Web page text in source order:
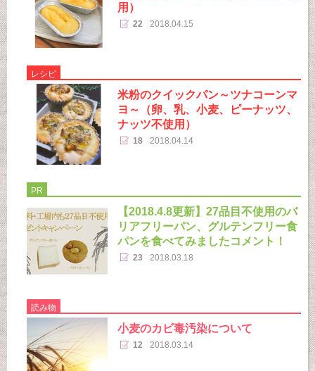
用）
22 2018.04.15
レシピ
米粉のクイックパン～ツナコーンマ
ヨ～（卵、乳、小麦、ピーナッツ、
ナッツ不使用）
18 2018.04.14
PR
【2018.4.8更新】27品目不使用のバ
リアフリーパン、グルテンフリー食
パンを食べてみましたコメント！
23 2018.03.18
読み物
小麦のカビ毒汚染について
12 2018.03.14